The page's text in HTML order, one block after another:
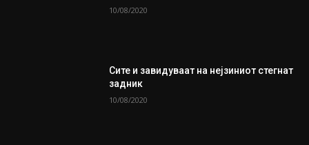
10/08/2020
Сите и завидуваат на нејзиниот стегнат
задник
10/08/2020